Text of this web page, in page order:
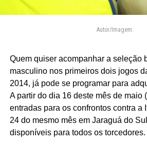
Autor/Imagem:
Quem quiser acompanhar a seleção
masculino nos primeiros dois jogos
2014, já pode se programar para
A partir do dia 16 deste mês de maio
entradas para os confrontos contra a
24 do mesmo mês em Jaraguá do
disponíveis para todos os torcedores.